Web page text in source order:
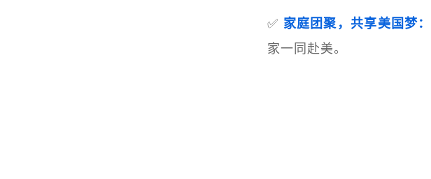
✅ 家庭团聚，共享美国梦：
家一同赴美。